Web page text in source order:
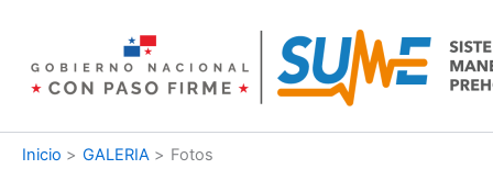
contenido
Inicio GALERIA Fotos